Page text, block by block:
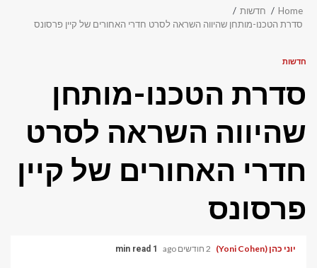
Home
חדשות
סדרת הטכנו-מותחן שהיווה השראה לסרט חדרי האחורים של קיין פרסונס
חדשות
סדרת הטכנו-מותחן
שהיווה השראה לסרט
חדרי האחורים של קיין
פרסונס
יוני כהן (Yoni Cohen) 2 חודשים ago 1 min read